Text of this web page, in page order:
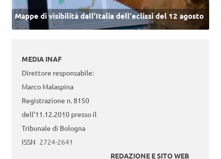
Mappe di visibilità dall’Italia dell'eclissi del 12 agosto
MEDIA INAF
Direttore responsabile:
Marco Malaspina
Registrazione n. 8150
dell’11.12.2010 presso il
Tribunale di Bologna
ISSN 2724-2641
REDAZIONE E SITO WEB